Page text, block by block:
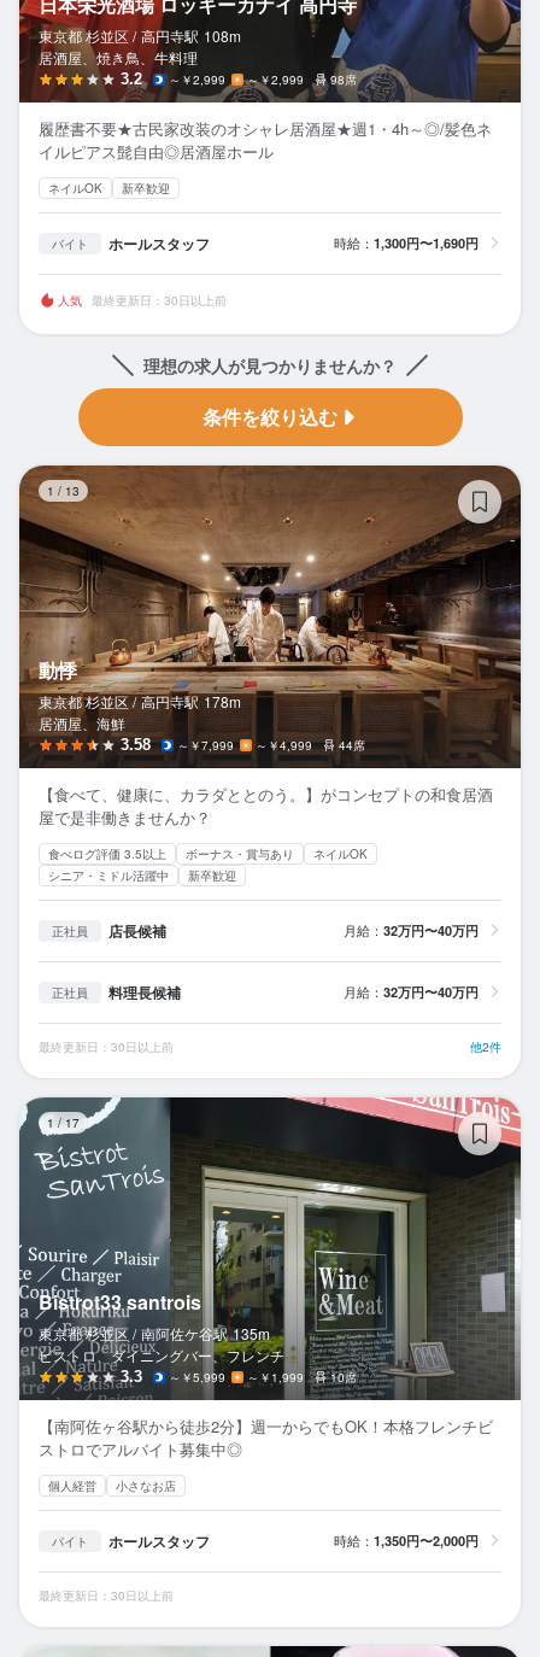
東京都 杉並区 / 高円寺駅 108m
居酒屋、焼き鳥、牛料理
3.2 ～￥2,999 ～￥2,999 98席
履歴書不要★古民家改装のオシャレ居酒屋★週1・4h～◎/髪色ネ
イルピアス髭自由◎居酒屋ホール
ネイルOK 新卒歓迎
バイト ホールスタッフ 時給： 1,300円〜1,690円
人気 最終更新日：30日以上前
理想の求人が見つかりませんか？
条件を絞り込む
1 / 13
動悸
東京都 杉並区 / 高円寺駅 178m
居酒屋、海鮮
3.58 ～￥7,999 ～￥4,999 44席
【食べて、健康に、カラダととのう。】がコンセプトの和食居酒
屋で是非働きませんか？
食べログ評価 3.5以上 ボーナス・賞与あり
ネイルOK
シニア・ミドル活躍中
新卒歓迎
正社員 店長候補 月給： 32万円〜40万円
正社員 料理長候補 月給： 32万円〜40万円
最終更新日：30日以上前 他2件
1 / 17
Bistrot33 santrois
東京都 杉並区 / 南阿佐ケ谷駅 135m
ビストロ、ダイニングバー、フレンチ
3.3 ～￥5,999 ～￥1,999 10席
【南阿佐ヶ谷駅から徒歩2分】週一からでもOK！本格フレンチビ
ストロでアルバイト募集中◎
個人経営 小さなお店
バイト ホールスタッフ 時給： 1,350円〜2,000円
最終更新日：30日以上前